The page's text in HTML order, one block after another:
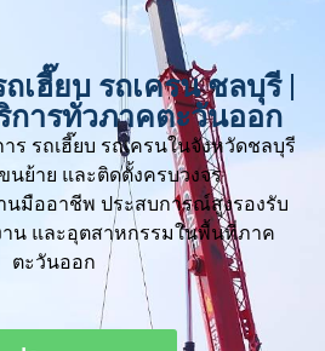
เฮี๊ยบ รถเครน ชลบุรี |
การทั่วภาคตะวันออก
ร รถเฮี๊ยบ รถเครนในจังหวัดชลบุรี
นย้าย และติดตั้งครบวงจร
นมืออาชีพ ประสบการณ์สูงรองรับ
าน และอุตสาหกรรมในพื้นที่ภาค
ตะวันออก